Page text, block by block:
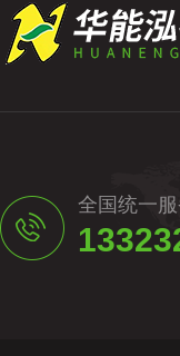
全国统一